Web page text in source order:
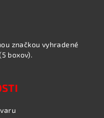
značkou vyhradené
boxov).